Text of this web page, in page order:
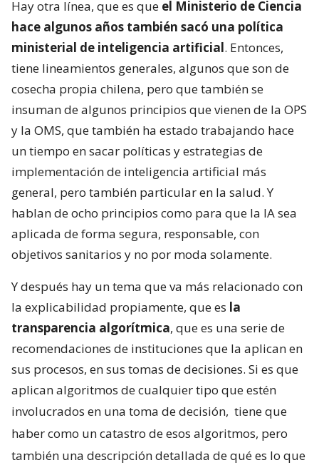
Hay otra línea, que es que el Ministerio de Ciencia
hace algunos años también sacó una política
ministerial de inteligencia artificial. Entonces,
tiene lineamientos generales, algunos que son de
cosecha propia chilena, pero que también se
insuman de algunos principios que vienen de la OPS
y la OMS, que también ha estado trabajando hace
un tiempo en sacar políticas y estrategias de
implementación de inteligencia artificial más
general, pero también particular en la salud. Y
hablan de ocho principios como para que la IA sea
aplicada de forma segura, responsable, con
objetivos sanitarios y no por moda solamente.
Y después hay un tema que va más relacionado con
la explicabilidad propiamente, que es la
transparencia algorítmica, que es una serie de
recomendaciones de instituciones que la aplican en
sus procesos, en sus tomas de decisiones. Si es que
aplican algoritmos de cualquier tipo que estén
involucrados en una toma de decisión, tiene que
haber como un catastro de esos algoritmos, pero
también una descripción detallada de qué es lo que